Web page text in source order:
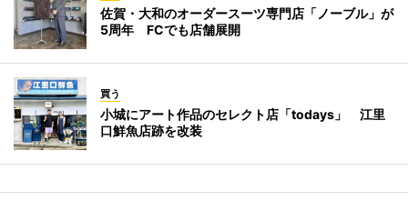
佐賀・大和のオーダースーツ専門店「ノーブル」が
5周年 FCでも店舗展開
買う
小城にアート作品のセレクト店「todays」 江里
口鮮魚店跡を改装